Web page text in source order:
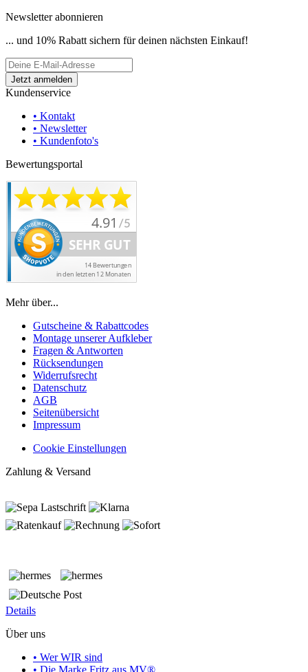
Newsletter abonnieren
... und 10% Rabatt sichern für deinen nächsten Einkauf!
Kundenservice
• Kontakt
• Newsletter
• Kundenfoto's
Bewertungsportal
Mehr über...
Gutscheine & Rabattcodes
Montage unserer Aufkleber
Fragen & Antworten
Rücksendungen
Widerrufsrecht
Datenschutz
AGB
Seitenübersicht
Impressum
Cookie Einstellungen
Zahlung & Versand
Details
Über uns
• Wer WIR sind
• Die Marke Fritz aus MV®